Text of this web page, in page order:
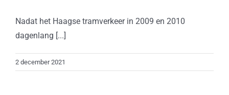
Nadat het Haagse tramverkeer in 2009 en 2010
dagenlang [...]
2 december 2021